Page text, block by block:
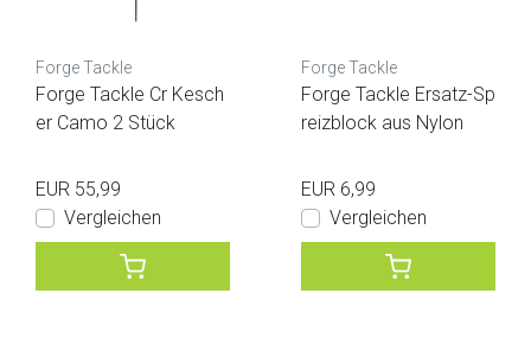
Forge Tackle
Forge Tackle Cr Kesch
er Camo 2 Stück
EUR 55,99
Vergleichen
Forge Tackle
Forge Tackle Ersatz-Sp
reizblock aus Nylon
EUR 6,99
Vergleichen